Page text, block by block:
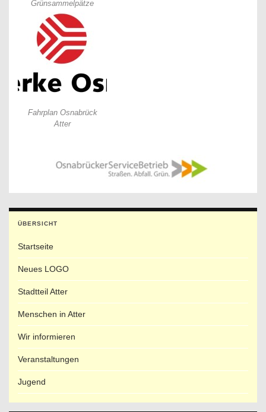
Grünsammelpätze
Fahrplan Osnabrück
Atter
ÜBERSICHT
Startseite
Neues LOGO
Stadtteil Atter
Menschen in Atter
Wir informieren
Veranstaltungen
Jugend